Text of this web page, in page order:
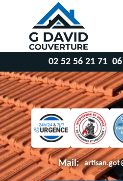
02 52 56 21 71
Mail: